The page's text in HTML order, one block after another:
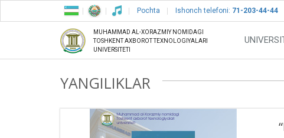
Pochta Ishonch telefoni: 71-203-44-44
MUHAMMAD AL-XORAZMIY NOMIDAGI
TOSHKENT AXBOROT TEXNOLOGIYALARI
UNIVERSITETI
YANGILIKLAR